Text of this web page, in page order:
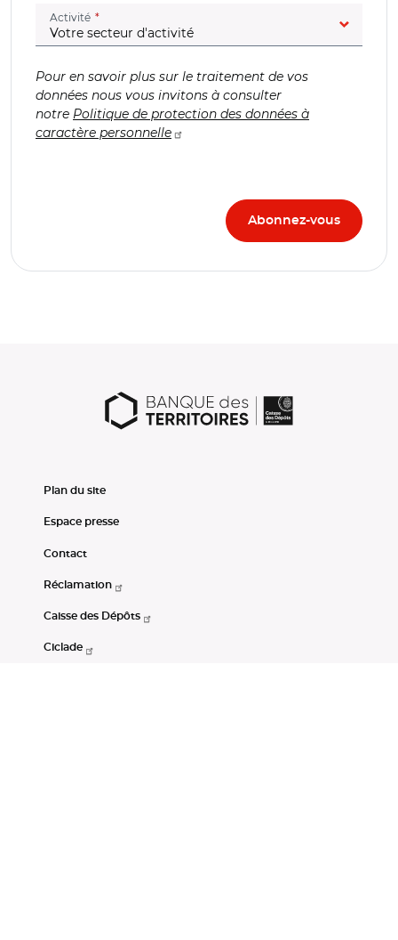
Activité (champ obligatoire)
Pour en savoir plus sur le traitement de vos
données nous vous invitons à consulter
notre Politique de protection des données à
caractère personnelle
Plan du site
Espace presse
Contact
Réclamation
Caisse des Dépôts
Ciclade